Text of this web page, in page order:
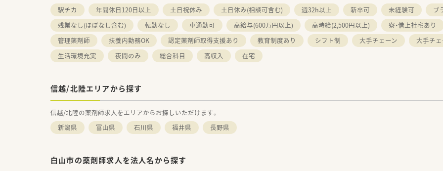
駅チカ
年間休日120日以上 土日祝休み 土日休み(相談可含む) 週32h以上 新卒可 未経験可 ブ
残業なし(ほぼなし含む)
転勤なし 車通勤可 高給与(600万円以上) 高時給(2,500円以上) 寮・借上社宅あり
管理薬剤師
扶養内勤務OK 認定薬剤師取得支援あり 教育制度あり シフト制 大手チェーン 大手チ
生活環境充実
夜間のみ 総合科目 高収入 在宅
信越/北陸エリアから探す
信越/北陸の薬剤師求人をエリアからお探しいただけます。
新潟県
富山県 石川県 福井県 長野県
白山市の薬剤師求人を法人名から探す